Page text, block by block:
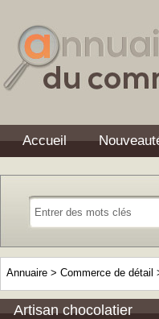
Accueil
Annuaire > Commerce de détail
Artisan chocolatier